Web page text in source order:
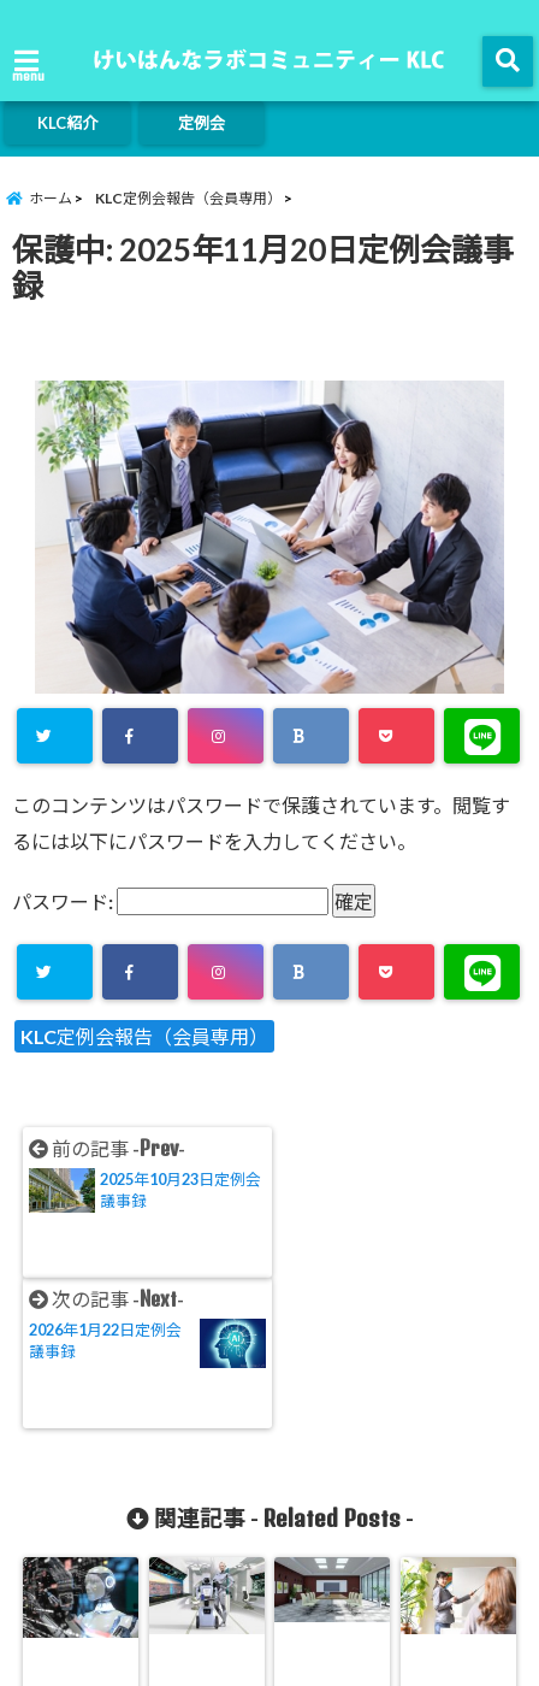
menu
KLC紹介 定例会
ホーム KLC定例会報告（会員専用）
保護中: 2025年11月20日定例会議事
録
このコンテンツはパスワードで保護されています。閲覧す
るには以下にパスワードを入力してください。
パスワード:
KLC定例会報告（会員専用）
前の記事 -Prev-
2025年10月23日定例会
議事録
次の記事 -Next-
2026年1月22日定例会
議事録
関連記事 - Related Posts-